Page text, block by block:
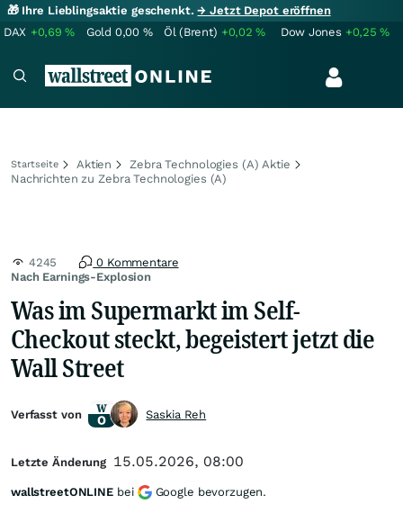
🎁 Ihre Lieblingsaktie geschenkt.→ Jetzt Depot eröffnen
DAX +0,69% Gold 0,00 % Öl (Brent) +0,02% Dow Jones +0,25%
Startseite Aktien
Zebra Technologies (A) Aktie
Nachrichten zu Zebra Technologies (A)
Nach Earnings-Explosion
4245 0 Kommentare
Was im Supermarkt im Self-
Checkout steckt, begeistert jetzt die
Wall Street
Verfasst von Saskia Reh
Letzte Änderung 15.05.2026, 08:00
wallstreetONLINE bei Google bevorzugen.